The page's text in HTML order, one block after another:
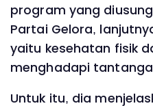
program yang
Partai Gelora,
yaitu kesehatan fisik
menghadapi
Untuk itu, dia